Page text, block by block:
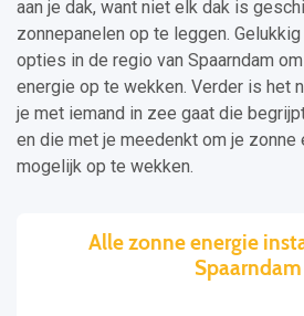
aan je dak, want niet elk dak is
zonnepanelen op te leggen.
opties in de regio van Spaarndam
energie op te wekken. Verder is het
je met iemand in zee gaat die
en die met je meedenkt om je zonne
mogelijk op te wekken.
Alle zonne energie
Spaarndam